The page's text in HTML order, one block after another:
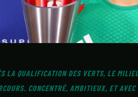
LA QUALIFICATION DES VERTS, LE
CONCENTRÉ, AMBITIEUX, ET